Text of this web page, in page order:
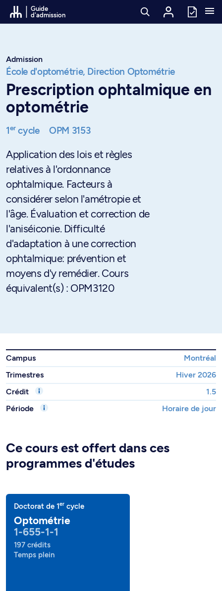
Passer au contenu
Guide
d'admission
Admission
École d'optométrie, Direction Optométrie
Prescription ophtalmique en
optométrie
1ercycle OPM 3153
Application des lois et règles
relatives à l'ordonnance
ophtalmique. Facteurs à
considérer selon l'amétropie et
l'âge. Évaluation et correction de
l'aniséiconie. Difficulté
d'adaptation à une correction
ophtalmique: prévention et
moyens d'y remédier. Cours
équivalent(s) : OPM3120
Campus
Montréal
Trimestres
Hiver 2026
Crédit
1.5
Période
Horaire de jour
Ce cours est offert dans ces
programmes d'études
Doctorat de 1er cycle
Optométrie
1-655-1-1
197 crédits
Temps plein